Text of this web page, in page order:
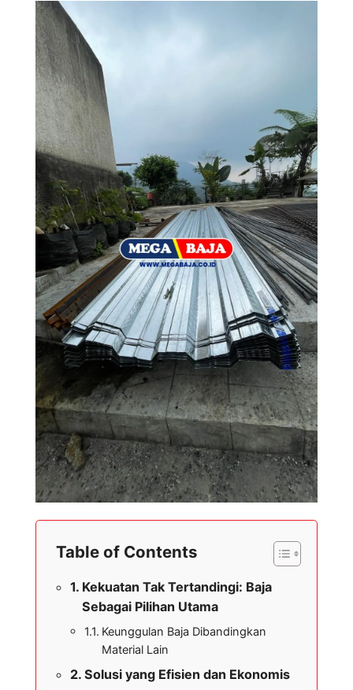
Table of Contents
Kekuatan Tak Tertandingi: Baja
Sebagai Pilihan Utama
Keunggulan Baja Dibandingkan
Material Lain
Solusi yang Efisien dan Ekonomis